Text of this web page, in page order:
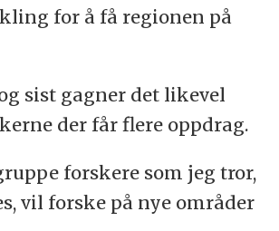
for å få regionen på
sist gagner det likevel
der får flere oppdrag.
forskere som jeg tror,
vil forske på nye områder